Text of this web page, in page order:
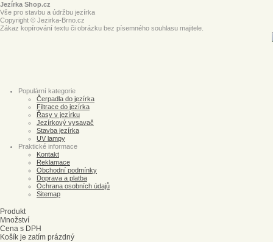
Jezírka Shop.cz
Vše pro stavbu a údržbu jezírka
Copyright © Jezirka-Brno.cz
Zákaz kopírování textu či obrázku bez písemného souhlasu majitele.
Populární kategorie
Čerpadla do jezírka
Filtrace do jezírka
Řasy v jezírku
Jezírkový vysavač
Stavba jezírka
UV lampy
Praktické informace
Kontakt
Reklamace
Obchodní podmínky
Doprava a platba
Ochrana osobních údajů
Sitemap
Produkt
Množství
Cena s DPH
Košík je zatím prázdný